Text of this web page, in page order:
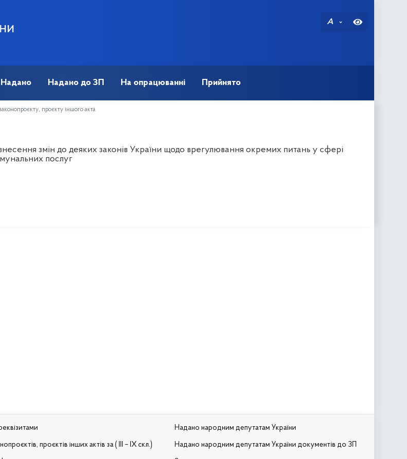
A
Надано Надано до ЗП На опрацюванні Прийнято
проєкту іншого акта
змін до деяких законів України щодо врегулювання окремих питань у сфері
послуг
проєктів інших актів за ( III – IX скл.)
Надано народним депутатам України
Надано народним депутатам України документів до ЗП